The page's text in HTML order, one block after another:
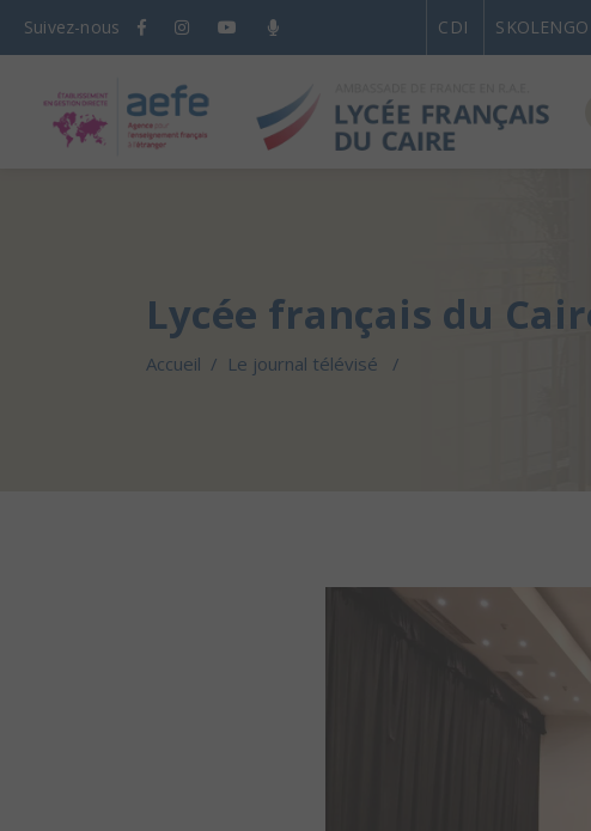
Suivez-nous CDI SKOLENGO
Lycée français du
Accueil / Le journal télévisé /